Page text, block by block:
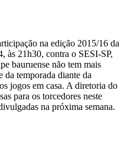
na edição 2015/16 da
às 21h30, contra o SESI-SP,
bauruense não tem mais
da temporada diante da
jogos em casa. A diretoria do
para os torcedores neste
na próxima semana.